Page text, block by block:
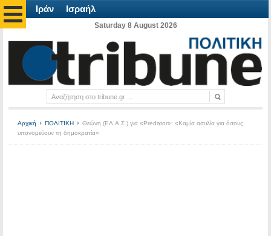
Ιράν Ισραήλ
Saturday 8 August 2026
Αρχική ΠΟΛΙΤΙΚΗ
Θεώνη (ΕΛ.Α.Σ.) για «Predator»: «Καμία ασυλία για όσους
υπονομεύουν τη δημοκρατία»